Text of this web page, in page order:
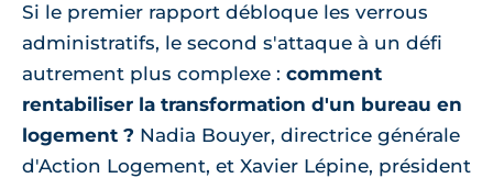
Si le premier rapport débloque les verrous
administratifs, le second s'attaque à un défi
autrement plus complexe : comment
rentabiliser la transformation d'un bureau en
logement ? Nadia Bouyer, directrice générale
d'Action Logement, et Xavier Lépine, président